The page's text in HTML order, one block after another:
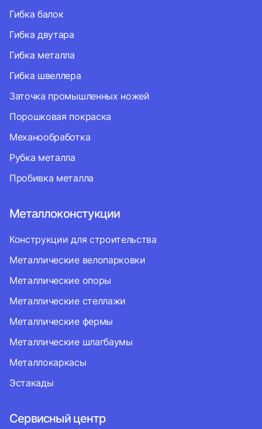
Гибка балок
Гибка двутара
Гибка металла
Гибка швеллера
Заточка промышленных ножей
Порошковая покраска
Механообработка
Рубка металла
Пробивка металла
Металлоконстукции
Конструкции для строительства
Металлические велопарковки
Металлические опоры
Металлические стеллажи
Металлические фермы
Металлические шлагбаумы
Металлокаркасы
Эстакады
Сервисный центр